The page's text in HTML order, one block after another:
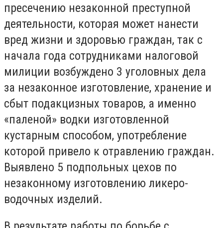
пресечению незаконной преступной
деятельности, которая может нанести
вред жизни и здоровью граждан, так с
начала года сотрудниками налоговой
милиции возбуждено 3 уголовных дела
за незаконное изготовление, хранение и
сбыт подакцизных товаров, а именно
«паленой» водки изготовленной
кустарным способом, употребление
которой привело к отравлению граждан.
Выявлено 5 подпольных цехов по
незаконному изготовлению ликеро-
водочных изделий.